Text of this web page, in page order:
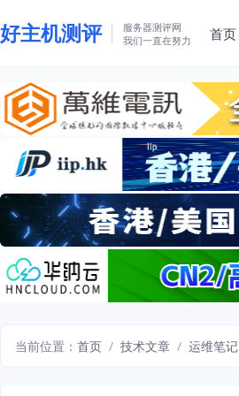
好主机测评
服务器测评网
我们一直在努力
首页
当前位置： 首页 / 技术文章 / 运维笔记